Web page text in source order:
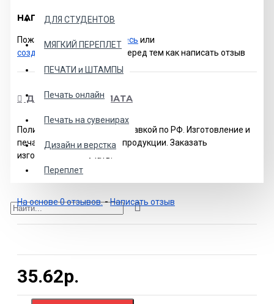
ДЛЯ СТУДЕНТОВ
МЯГКИЙ ПЕРЕПЛЕТ
ПЕЧАТИ и ШТАМПЫ
Печать онлайн
Печать на сувенирах
Дизайн и верстка
Переплет
НАПИСАТЬ ОТЗЫВ
Пожалуйста авторизируйтесь или
создайте учетную запись
перед тем как написать отзыв
ДОСТАВКА И ОПЛАТА
Полиграфия в Москве с доставкой по РФ. Изготовление и
печать полиграфической продукции. Заказать
изготовление и печать.
На основе 0 отзывов.-Написать отзыв
35.62р.